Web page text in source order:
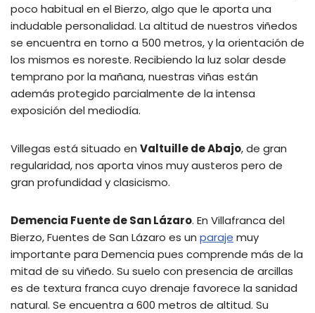
poco habitual en el Bierzo, algo que le aporta una
indudable personalidad. La altitud de nuestros viñedos
se encuentra en torno a 500 metros, y la orientación de
los mismos es noreste. Recibiendo la luz solar desde
temprano por la mañana, nuestras viñas están
además protegido parcialmente de la intensa
exposición del mediodía.
Villegas está situado en Valtuille de Abajo, de gran
regularidad, nos aporta vinos muy austeros pero de
gran profundidad y clasicismo.
Demencia Fuente de San Lázaro. En Villafranca del
Bierzo, Fuentes de San Lázaro es un paraje muy
importante para Demencia pues comprende más de la
mitad de su viñedo. Su suelo con presencia de arcillas
es de textura franca cuyo drenaje favorece la sanidad
natural. Se encuentra a 600 metros de altitud. Su